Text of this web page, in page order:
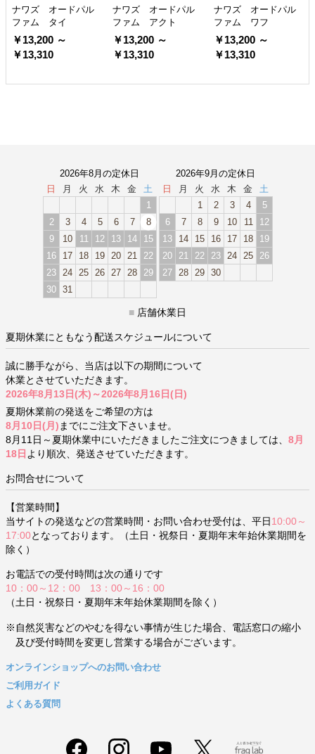
ナワズ オードパル
ファム タイ
￥13,200 ～
￥13,310
ナワズ オードパル
ファム アクト
￥13,200 ～
￥13,310
ナワズ オードパル
ファム ワフ
￥13,200 ～
￥13,310
2026年8月の定休日
日
月 火 水 木 金
土
1
2
3 4 5 6 7
8
9
10 11 12 13 14
15
16
17 18 19 20 21
22
23 24 25 26 27 28
29
30 31
2026年9月の定休日
日
月 火 水 木 金
土
1
2 3 4
5
6
7 8 9 10 11
12
13
14 15 16 17 18
19
20
21 22 23 24 25
26
27 28 29 30
■ 店舗休業日
夏期休業にともなう配送スケジュールについて
誠に勝手ながら、当店は以下の期間について
休業とさせていただきます。
2026年8月13日(木)～2026年8月16日(日)
夏期休業前の発送をご希望の方は
8月10日(月) までにご注文下さいませ。
8月11日～夏期休業中にいただきましたご注文につきましては、 8月
18日 より順次、発送させていただきます。
お問合せについて
【営業時間】
当サイトの発送などの営業時間・お問い合わせ受付は、平日 10:00～
17:00となっております。（土日・祝祭日・夏期年末年始休業期間を
除く）
お電話での受付時間は次の通りです
10：00～12：00 13：00～16：00
（土日・祝祭日・夏期年末年始休業期間を除く）
※自然災害などのやむを得ない事情が生じた場合、電話窓口の縮小
及び受付時間を変更し営業する場合がございます。
オンラインショップへのお問い合わせ
ご利用ガイド
よくある質問